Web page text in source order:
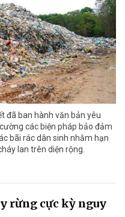
đã ban hành văn bản yêu
các biện pháp bảo đảm
bãi rác dân sinh nhằm hạn
lan trên diện rộng.
rừng cực kỳ nguy